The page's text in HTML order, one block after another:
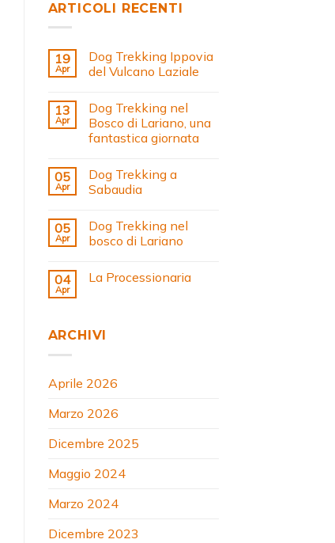
ARTICOLI RECENTI
19
Apr
Dog Trekking Ippovia
del Vulcano Laziale
13
Apr
Dog Trekking nel
Bosco di Lariano, una
fantastica giornata
05
Apr
Dog Trekking a
Sabaudia
05
Apr
Dog Trekking nel
bosco di Lariano
04
Apr
La Processionaria
ARCHIVI
Aprile 2026
Marzo 2026
Dicembre 2025
Maggio 2024
Marzo 2024
Dicembre 2023